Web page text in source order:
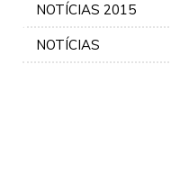
NOTÍCIAS 2015
NOTÍCIAS